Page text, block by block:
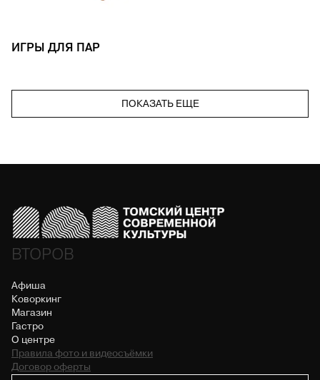
ИГРЫ ДЛЯ ПАР
ПОКАЗАТЬ ЕЩЕ
ВТОРОВ
Афиша
Коворкинг
Магазин
Гастро
О центре
Правила фото и видеосъёмки
Договор оферты